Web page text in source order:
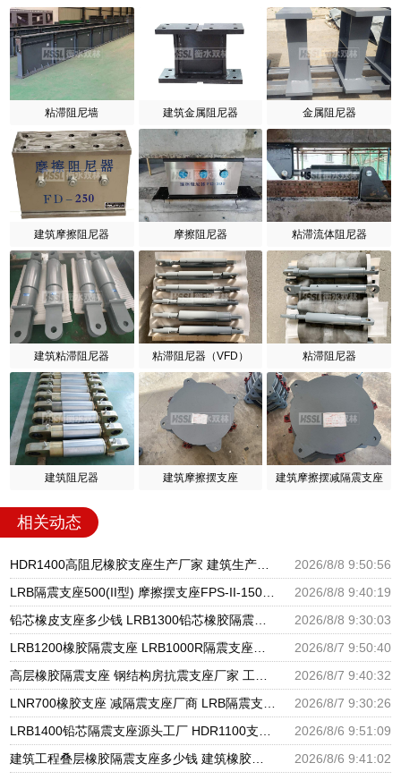
粘滞阻尼墙 建筑金属阻尼器 金属阻尼器
建筑摩擦阻尼器 摩擦阻尼器 粘滞流体阻尼器
建筑粘滞阻尼器 粘滞阻尼器（VFD） 粘滞阻尼器
建筑阻尼器 建筑摩擦摆支座 建筑摩擦摆减隔震支座
相关动态
2026/8/8 9:50:56
2026/8/8 9:40:19
2026/8/8 9:30:03
2026/8/7 9:50:40
2026/8/7 9:40:32
2026/8/7 9:30:26
2026/8/6 9:51:09
2026/8/6 9:41:02